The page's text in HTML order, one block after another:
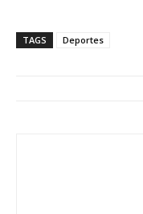
TAGS Deportes